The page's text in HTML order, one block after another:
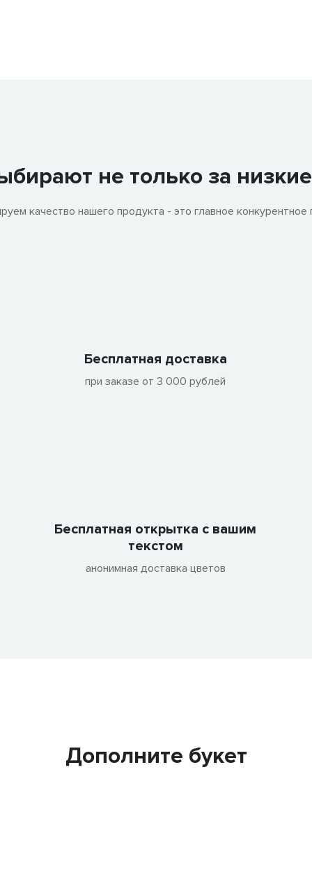
не только за
качество нашего продукта - это главное конкурентное
Бесплатная доставка
при заказе от 3 000 рублей
Бесплатная открытка с вашим
текстом
анонимная доставка цветов
Дополните букет